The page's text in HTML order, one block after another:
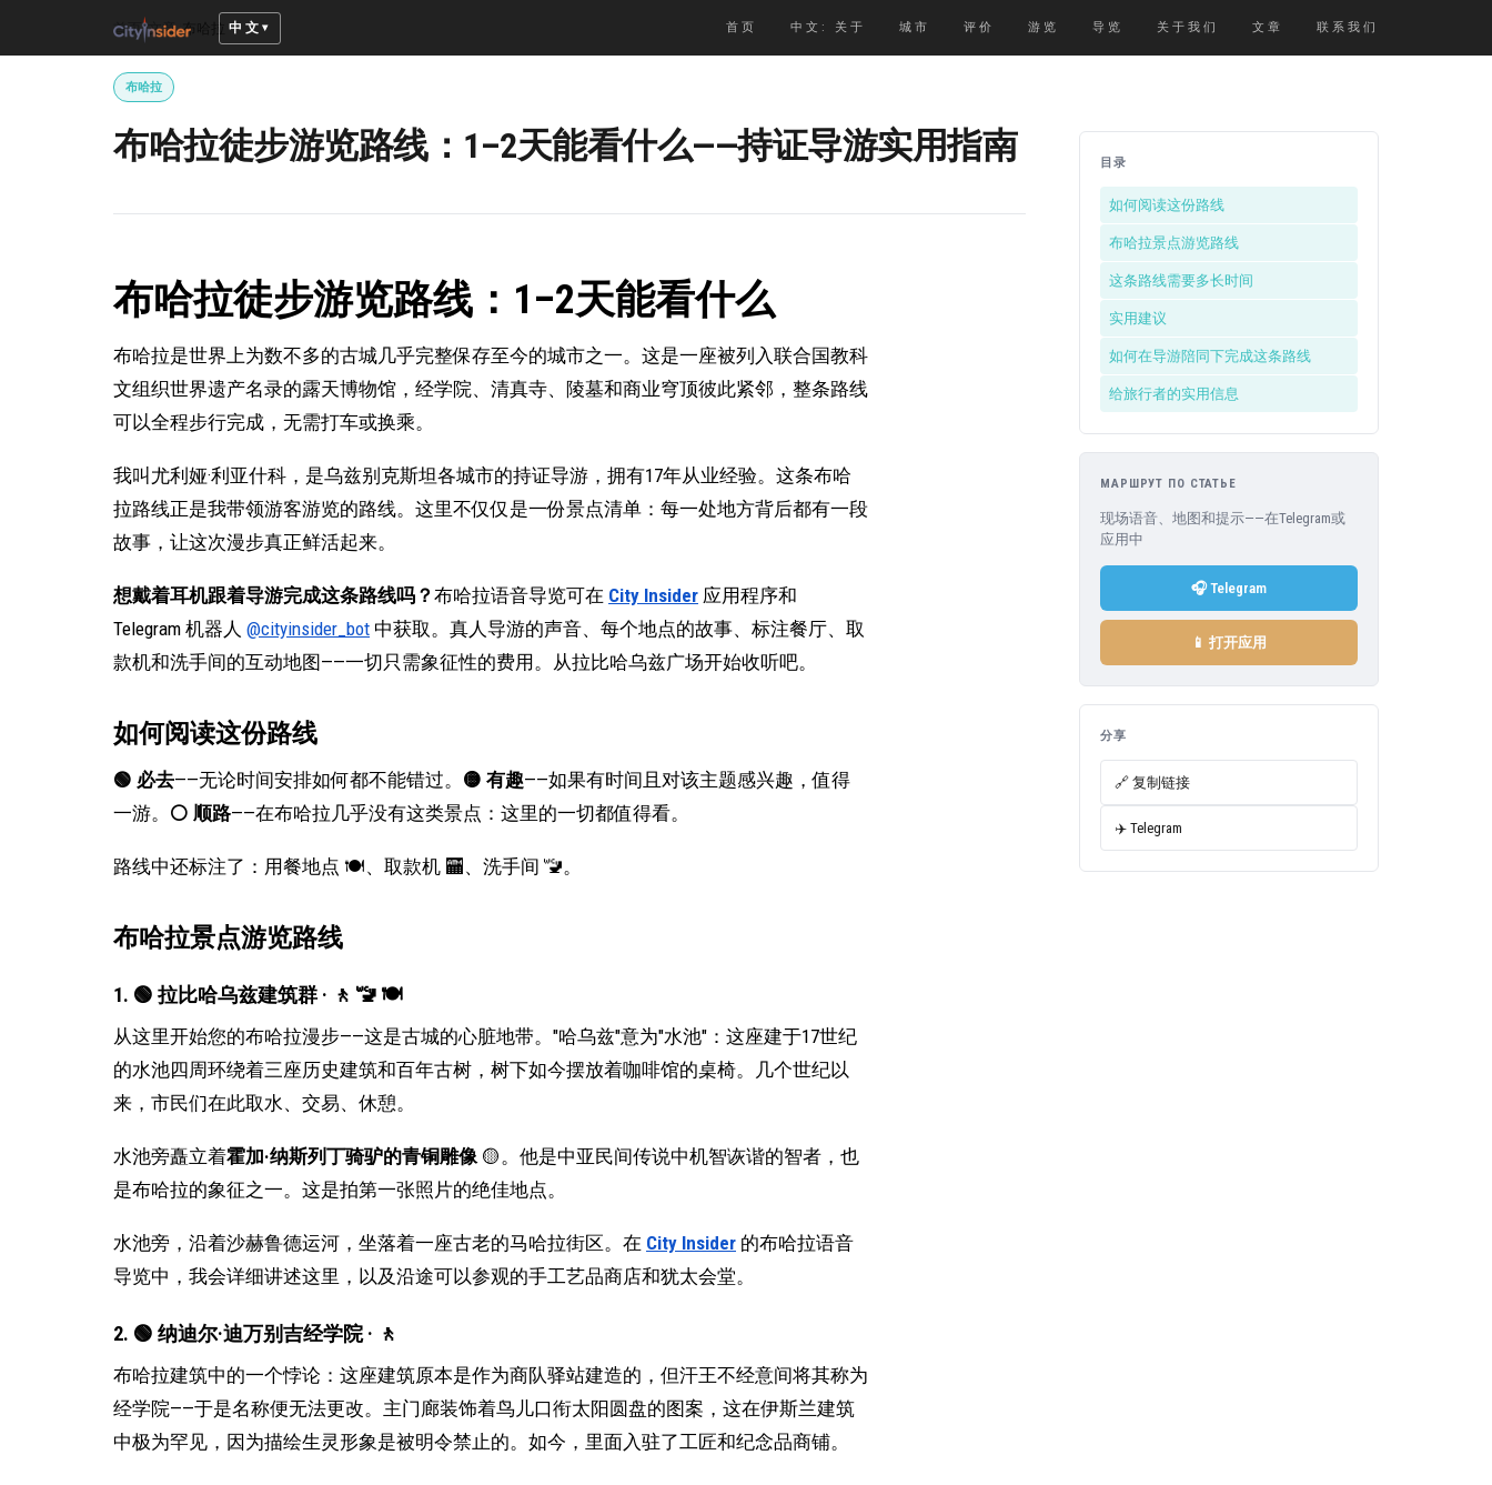
中文 首页 中文: 关于 城市 评价 游览 导览 关于我们 文章 联系我们
首页/文章/布哈拉
布哈拉
布哈拉徒步游览路线：1–2天能看什么——持证导游实用指南
布哈拉徒步游览路线：1–2天能看什么
布哈拉是世界上为数不多的古城几乎完整保存至今的城市之一。这是一座被列入联合国教科
文组织世界遗产名录的露天博物馆，经学院、清真寺、陵墓和商业穹顶彼此紧邻，整条路线
可以全程步行完成，无需打车或换乘。
我叫尤利娅·利亚什科，是乌兹别克斯坦各城市的持证导游，拥有17年从业经验。这条布哈
拉路线正是我带领游客游览的路线。这里不仅仅是一份景点清单：每一处地方背后都有一段
故事，让这次漫步真正鲜活起来。
想戴着耳机跟着导游完成这条路线吗？ 布哈拉语音导览可在 City Insider 应用程序和
Telegram 机器人 @cityinsider_bot 中获取。真人导游的声音、每个地点的故事、标注餐厅、取
款机和洗手间的互动地图——一切只需象征性的费用。从拉比哈乌兹广场开始收听吧。
如何阅读这份路线
🟢 必去——无论时间安排如何都不能错过。 🟡 有趣——如果有时间且对该主题感兴趣，值得
一游。 ⚪️ 顺路——在布哈拉几乎没有这类景点：这里的一切都值得看。
路线中还标注了：用餐地点 🍽、取款机 🏧、洗手间 🚾。
布哈拉景点游览路线
1. 🟢 拉比哈乌兹建筑群 · 🚶 🚾 🍽
从这里开始您的布哈拉漫步——这是古城的心脏地带。"哈乌兹"意为"水池"：这座建于17世纪
的水池四周环绕着三座历史建筑和百年古树，树下如今摆放着咖啡馆的桌椅。几个世纪以
来，市民们在此取水、交易、休憩。
水池旁矗立着霍加·纳斯列丁骑驴的青铜雕像🟡。他是中亚民间传说中机智诙谐的智者，也
是布哈拉的象征之一。这是拍第一张照片的绝佳地点。
水池旁，沿着沙赫鲁德运河，坐落着一座古老的马哈拉街区。在 City Insider 的布哈拉语音
导览中，我会详细讲述这里，以及沿途可以参观的手工艺品商店和犹太会堂。
2. 🟢 纳迪尔·迪万别吉经学院 · 🚶
布哈拉建筑中的一个悖论：这座建筑原本是作为商队驿站建造的，但汗王不经意间将其称为
经学院——于是名称便无法更改。主门廊装饰着鸟儿口衔太阳圆盘的图案，这在伊斯兰建筑
中极为罕见，因为描绘生灵形象是被明令禁止的。如今，里面入驻了工匠和纪念品商铺。
目录
如何阅读这份路线
布哈拉景点游览路线
这条路线需要多长时间
实用建议
如何在导游陪同下完成这条路线
给旅行者的实用信息
МАРШРУТ ПО СТАТЬЕ
现场语音、地图和提示——在Telegram或
应用中
🎧 Telegram
📱 打开应用
分享
🔗 复制链接
✈️ Telegram